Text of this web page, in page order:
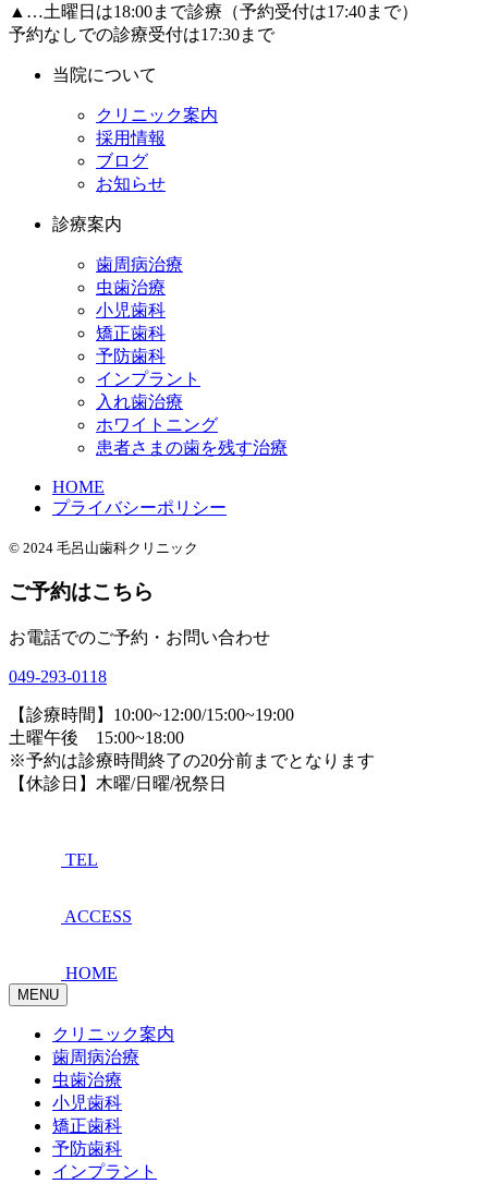
▲…土曜日は18:00まで診療（予約受付は17:40まで）
予約なしでの診療受付は17:30まで
当院について
クリニック案内
採用情報
ブログ
お知らせ
診療案内
歯周病治療
虫歯治療
小児歯科
矯正歯科
予防歯科
インプラント
入れ歯治療
ホワイトニング
患者さまの歯を残す治療
HOME
プライバシーポリシー
© 2024 毛呂山歯科クリニック
ご予約はこちら
お電話でのご予約・お問い合わせ
049-293-0118
【診療時間】10:00~12:00/15:00~19:00
土曜午後 15:00~18:00
※予約は診療時間終了の20分前までとなります
【休診日】木曜/日曜/祝祭日
TEL
ACCESS
HOME
MENU
クリニック案内
歯周病治療
虫歯治療
小児歯科
矯正歯科
予防歯科
インプラント